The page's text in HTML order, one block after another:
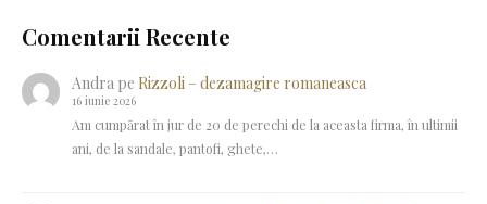
Comentarii Recente
Andra pe Rizzoli – dezamagire romaneasca
16 iunie 2026
Am cumpărat în jur de 20 de perechi de la aceasta firma, în ultimii
ani, de la sandale, pantofi, ghete,…